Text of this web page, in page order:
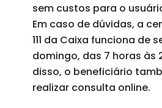
sem custos para o
Em caso de dúvidas, a
111 da Caixa funciona de
domingo, das 7 horas às
disso, o beneficiário
realizar consulta online.